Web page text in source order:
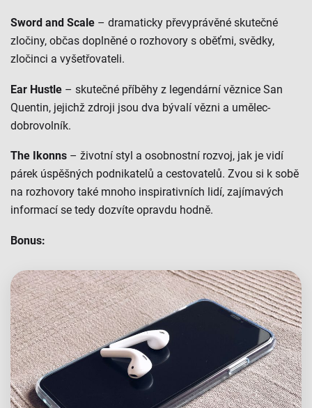
Sword and Scale – dramaticky převyprávěné skutečné
zločiny, občas doplněné o rozhovory s oběťmi, svědky,
zločinci a vyšetřovateli.
Ear Hustle – skutečné příběhy z legendární věznice San
Quentin, jejichž zdroji jsou dva bývalí vězni a umělec-
dobrovolník.
The Ikonns – životní styl a osobnostní rozvoj, jak je vidí
párek úspěšných podnikatelů a cestovatelů. Zvou si k sobě
na rozhovory také mnoho inspirativních lidí, zajímavých
informací se tedy dozvíte opravdu hodně.
Bonus: